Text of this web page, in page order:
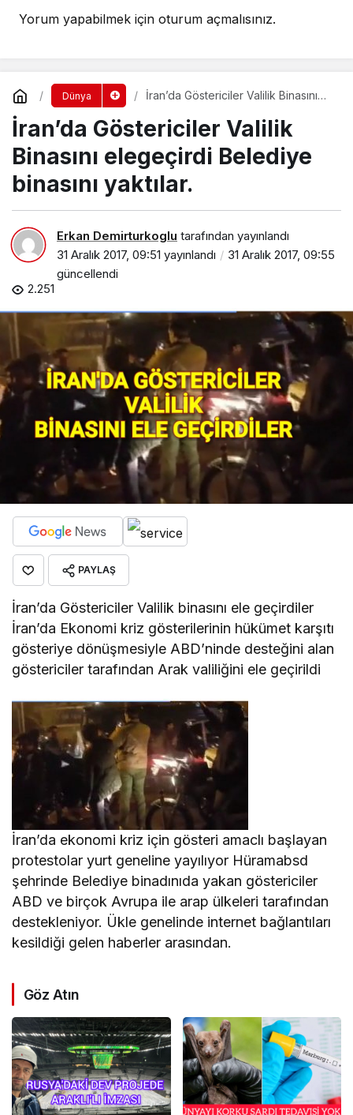
Yorum yapabilmek için oturum açmalısınız.
Dünya
İran’da Göstericiler Valilik Binasını
İran’da Göstericiler Valilik
Binasını elegeçirdi Belediye
binasını yaktılar.
Erkan Demirturkoglu tarafından yayınlandı
31 Aralık 2017, 09:51 yayınlandı
31 Aralık 2017, 09:55
güncellendi
2.251
PAYLAŞ
İran’da Göstericiler Valilik binasını ele geçirdiler
İran’da Ekonomi kriz gösterilerinin hükümet karşıtı
gösteriye dönüşmesiyle ABD’ninde desteğini alan
göstericiler tarafından Arak valiliğini ele geçirildi
İran’da ekonomi kriz için gösteri amaclı başlayan
protestolar yurt geneline yayılıyor Hüramabsd
şehrinde Belediye binadınıda yakan göstericiler
ABD ve birçok Avrupa ile arap ülkeleri tarafından
destekleniyor. Ükle genelinde internet bağlantıları
kesildiği gelen haberler arasından.
Göz Atın